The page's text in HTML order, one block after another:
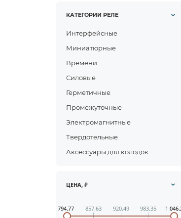
КАТЕГОРИИ РЕЛЕ
Интерфейсные
Миниатюрные
Времени
Силовые
Герметичные
Промежуточные
Электромагнитные
Твердотельные
Аксессуары для колодок
ЦЕНА, ₽
794.77 857.63 920.49 983.35 1